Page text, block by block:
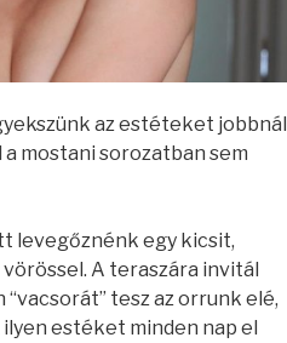
az estéteket jobbnál
mostani sorozatban sem
levegőznénk egy kicsit,
A teraszára invitál
tesz az orrunk elé,
estéket minden nap el